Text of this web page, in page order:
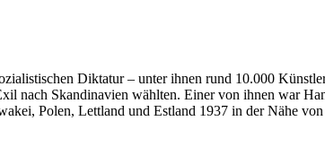
Diktatur – unter ihnen rund 10.000
nach Skandinavien wählten. Einer von ihnen war
Polen, Lettland und Estland 1937 in der Nähe